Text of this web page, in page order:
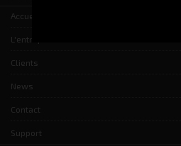
Accueil
L'entreprise
Clients
News
Contact
Support